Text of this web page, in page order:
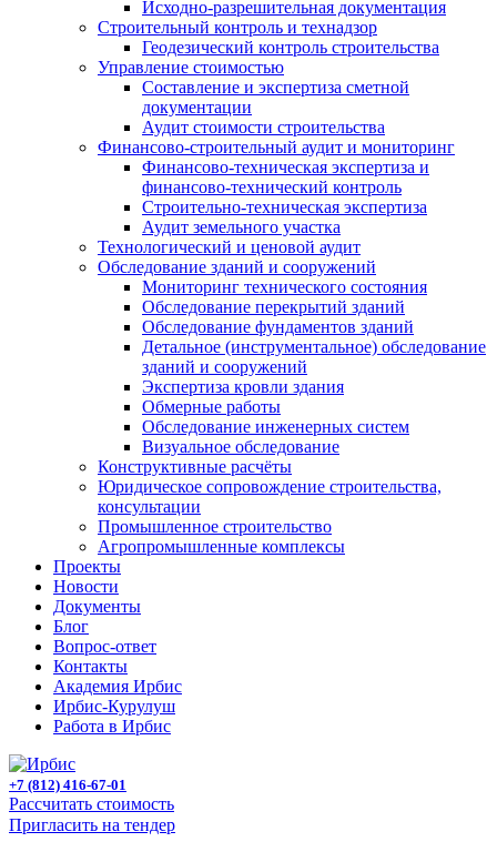
Исходно-разрешительная документация
Строительный контроль и технадзор
Геодезический контроль строительства
Управление стоимостью
Составление и экспертиза сметной
документации
Аудит стоимости строительства
Финансово-строительный аудит и мониторинг
Финансово-техническая экспертиза и
финансово-технический контроль
Строительно-техническая экспертиза
Аудит земельного участка
Технологический и ценовой аудит
Обследование зданий и сооружений
Мониторинг технического состояния
Обследование перекрытий зданий
Обследование фундаментов зданий
Детальное (инструментальное) обследование
зданий и сооружений
Экспертиза кровли здания
Обмерные работы
Обследование инженерных систем
Визуальное обследование
Конструктивные расчёты
Юридическое сопровождение строительства,
консультации
Промышленное строительство
Агропромышленные комплексы
Проекты
Новости
Документы
Блог
Вопрос-ответ
Контакты
Академия Ирбис
Ирбис-Курулуш
Работа в Ирбис
+7 (812) 416-67-01
Рассчитать стоимость
Пригласить на тендер